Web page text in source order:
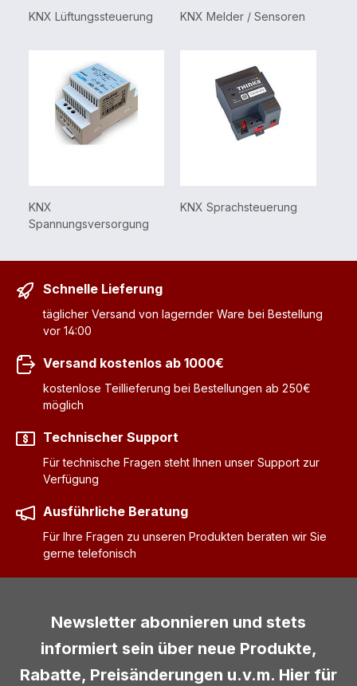
KNX Lüftungssteuerung KNX Melder / Sensoren
KNX
Spannungsversorgung
KNX Sprachsteuerung
Schnelle Lieferung
täglicher Versand von lagernder Ware bei Bestellung
vor 14:00
Versand kostenlos ab 1000€
kostenlose Teillieferung bei Bestellungen ab 250€
möglich
Technischer Support
Für technische Fragen steht Ihnen unser Support zur
Verfügung
Ausführliche Beratung
Für Ihre Fragen zu unseren Produkten beraten wir Sie
gerne telefonisch
Newsletter abonnieren und stets
informiert sein über neue Produkte,
Rabatte, Preisänderungen u.v.m. Hier für